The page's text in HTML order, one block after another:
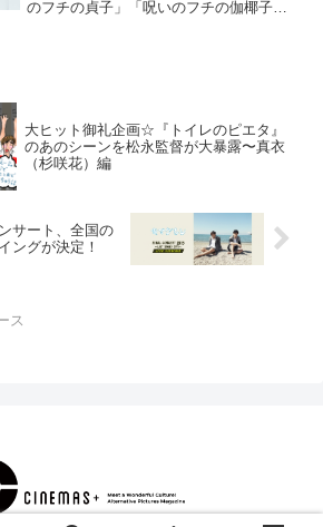
のフチの貞子」「呪いのフチの伽椰子
大ヒット御礼企画☆『トイレのピエタ』
のあのシーンを松永監督が大暴露〜真衣
（杉咲花）編
サート、全国の
ングが決定！
ス